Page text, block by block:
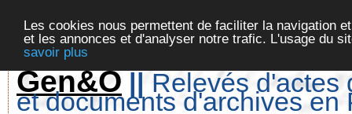
Les cookies nous permettent de faciliter la navigation
et les annonces et d'analyser notre trafic. L'usage du
savoir plus
Gen&O || Relevés d'actes
et documents d'archives en